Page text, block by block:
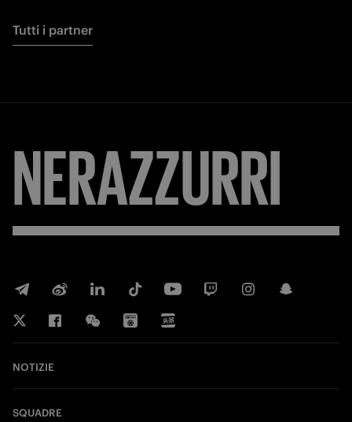
Tutti i partner
NERAZZURRI
NOTIZIE
SQUADRE